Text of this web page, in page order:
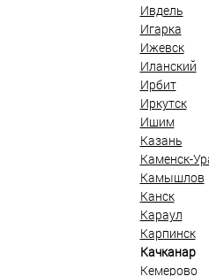
Ивдель
Игарка
Ижевск
Иланский
Ирбит
Иркутск
Ишим
Казань
Каменск-
Камышлов
Канск
Караул
Карпинск
Качканар
Кемерово